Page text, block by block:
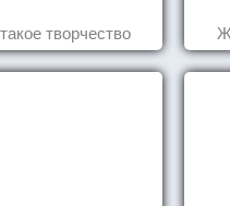
творчество